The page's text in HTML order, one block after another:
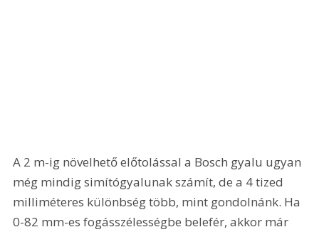
A 2 m-ig növelhető előtolással a Bosch gyalu ugyan
még mindig simítógyalunak számít, de a 4 tized
milliméteres különbség több, mint gondolnánk. Ha
0-82 mm-es fogásszélességbe belefér, akkor már